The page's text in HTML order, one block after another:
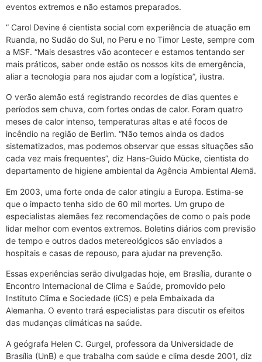
eventos extremos e não estamos preparados.
” Carol Devine é cientista social com experiência de atuação em
Ruanda, no Sudão do Sul, no Peru e no Timor Leste, sempre com
a MSF. “Mais desastres vão acontecer e estamos tentando ser
mais práticos, saber onde estão os nossos kits de emergência,
aliar a tecnologia para nos ajudar com a logística”, ilustra.
O verão alemão está registrando recordes de dias quentes e
períodos sem chuva, com fortes ondas de calor. Foram quatro
meses de calor intenso, temperaturas altas e até focos de
incêndio na região de Berlim. “Não temos ainda os dados
sistematizados, mas podemos observar que essas situações são
cada vez mais frequentes”, diz Hans-Guido Mücke, cientista do
departamento de higiene ambiental da Agência Ambiental Alemã.
Em 2003, uma forte onda de calor atingiu a Europa. Estima-se
que o impacto tenha sido de 60 mil mortes. Um grupo de
especialistas alemães fez recomendações de como o país pode
lidar melhor com eventos extremos. Boletins diários com previsão
de tempo e outros dados metereológicos são enviados a
hospitais e casas de repouso, para ajudar na prevenção.
Essas experiências serão divulgadas hoje, em Brasília, durante o
Encontro Internacional de Clima e Saúde, promovido pelo
Instituto Clima e Sociedade (iCS) e pela Embaixada da
Alemanha. O evento trará especialistas para discutir os efeitos
das mudanças climáticas na saúde.
A geógrafa Helen C. Gurgel, professora da Universidade de
Brasília (UnB) e que trabalha com saúde e clima desde 2001, diz